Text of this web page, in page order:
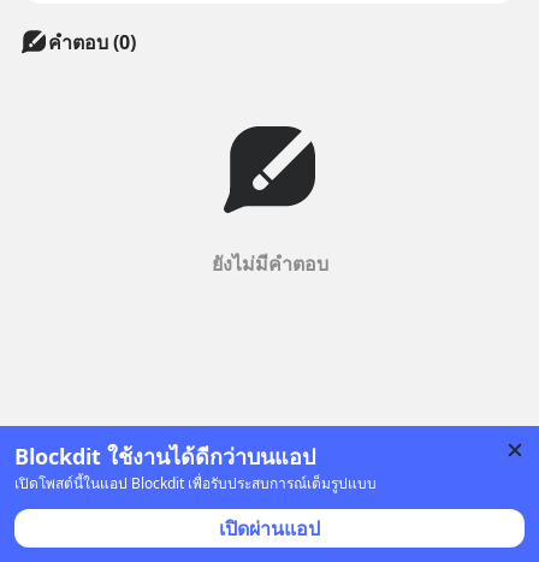
Blockdit ใช้งานได้ดีกว่าบนแอป
เปิดโพสต์นี้ในแอป Blockdit เพื่อรับประสบการณ์เต็มรูปแบบ
เปิดผ่านแอป
คำตอบ (0)
ยังไม่มีคำตอบ